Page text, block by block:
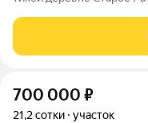
-На участке есть
учета. - Площадь -
700 000 ₽
21,2 сотки участок